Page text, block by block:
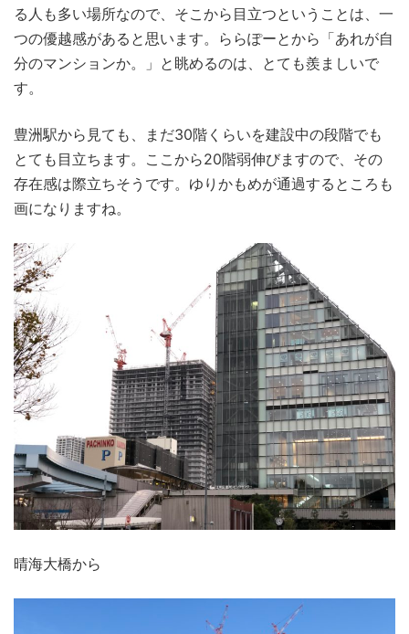
る人も多い場所なので、そこから目立つということは、一
つの優越感があると思います。ららぽーとから「あれが自
分のマンションか。」と眺めるのは、とても羨ましいで
す。
豊洲駅から見ても、まだ30階くらいを建設中の段階でも
とても目立ちます。ここから20階弱伸びますので、その
存在感は際立ちそうです。ゆりかもめが通過するところも
画になりますね。
晴海大橋から